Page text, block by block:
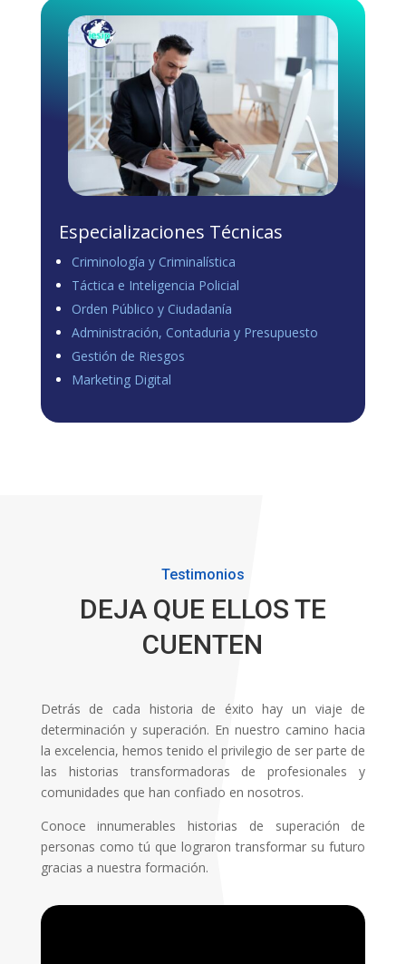
Especializaciones Técnicas
Criminología y Criminalística
Táctica e Inteligencia Policial
Orden Público y Ciudadanía
Administración, Contaduria y Presupuesto
Gestión de Riesgos
Marketing Digital
Testimonios
DEJA QUE ELLOS TE
CUENTEN
Detrás de cada historia de éxito hay un viaje de
determinación y superación. En nuestro camino hacia
la excelencia, hemos tenido el privilegio de ser parte de
las historias transformadoras de profesionales y
comunidades que han confiado en nosotros.
Conoce innumerables historias de superación de
personas como tú que lograron transformar su futuro
gracias a nuestra formación.